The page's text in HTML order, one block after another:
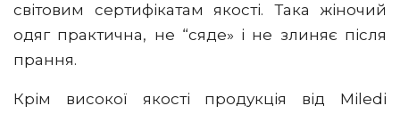
світовим сертифікатам якості. Така жіночий
одяг практична, не “сяде» і не злиняє після
прання.
Крім високої якості продукція від Miledi